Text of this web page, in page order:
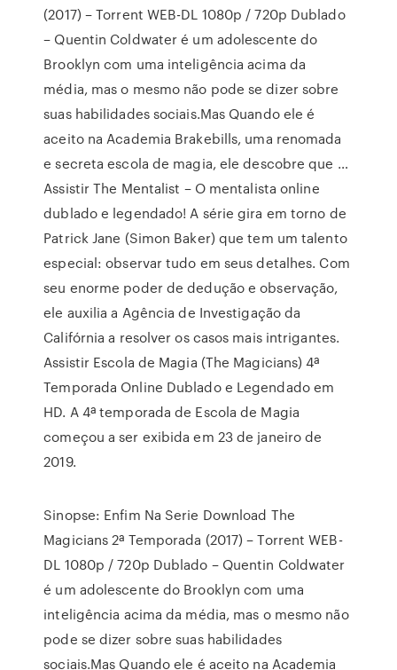
(2017) – Torrent WEB-DL 1080p / 720p Dublado
– Quentin Coldwater é um adolescente do
Brooklyn com uma inteligência acima da
média, mas o mesmo não pode se dizer sobre
suas habilidades sociais.Mas Quando ele é
aceito na Academia Brakebills, uma renomada
e secreta escola de magia, ele descobre que …
Assistir The Mentalist – O mentalista online
dublado e legendado! A série gira em torno de
Patrick Jane (Simon Baker) que tem um talento
especial: observar tudo em seus detalhes. Com
seu enorme poder de dedução e observação,
ele auxilia a Agência de Investigação da
Califórnia a resolver os casos mais intrigantes.
Assistir Escola de Magia (The Magicians) 4ª
Temporada Online Dublado e Legendado em
HD. A 4ª temporada de Escola de Magia
começou a ser exibida em 23 de janeiro de
2019.
Sinopse: Enfim Na Serie Download The
Magicians 2ª Temporada (2017) – Torrent WEB-
DL 1080p / 720p Dublado – Quentin Coldwater
é um adolescente do Brooklyn com uma
inteligência acima da média, mas o mesmo não
pode se dizer sobre suas habilidades
sociais.Mas Quando ele é aceito na Academia